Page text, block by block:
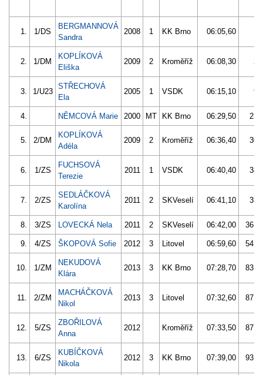
1. 1/DS
BERGMANNOVÁ
Sandra
2008 1 KK Brno 06:05,60
2. 1/DM
KOPLÍKOVÁ
Eliška
2009 2 Kroměříž 06:08,30
3. 1/U23
STŘECHOVÁ
Ela
2005 1 VSDK 06:15,10
4. NĚMCOVÁ Marie 2000 MT KK Brno 06:29,50
5. 2/DM
KOPLÍKOVÁ
Adéla
2009 2 Kroměříž 06:36,40
6. 1/ZS
FUCHSOVÁ
Terezie
2011 1 VSDK 06:40,40
7. 2/ZS
SEDLÁČKOVÁ
Karolína
2011 2 SKVeselí 06:41,10
8. 3/ZS LOVECKÁ Nela 2011 2 SKVeselí 06:42,00
9. 4/ZS ŠKOPOVÁ Sofie 2012 3 Litovel 06:59,60
10. 1/ZM
NEKUDOVÁ
Klára
2013 3 KK Brno 07:28,70
11. 2/ZM
MACHÁČKOVÁ
Nikol
2013 3 Litovel 07:32,60
12. 5/ZS
ZBOŘILOVÁ
Anna
2012 Kroměříž 07:33,50
13. 6/ZS
KUBÍČKOVÁ
Nikola
2012 3 KK Brno 07:39,00